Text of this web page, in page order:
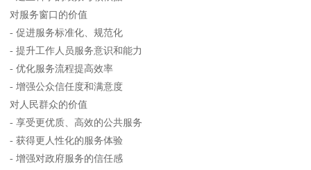
对服务窗口的价值
- 促进服务标准化、规范化
- 提升工作人员服务意识和能力
- 优化服务流程提高效率
- 增强公众信任度和满意度
对人民群众的价值
- 享受更优质、高效的公共服务
- 获得更人性化的服务体验
- 增强对政府服务的信任感